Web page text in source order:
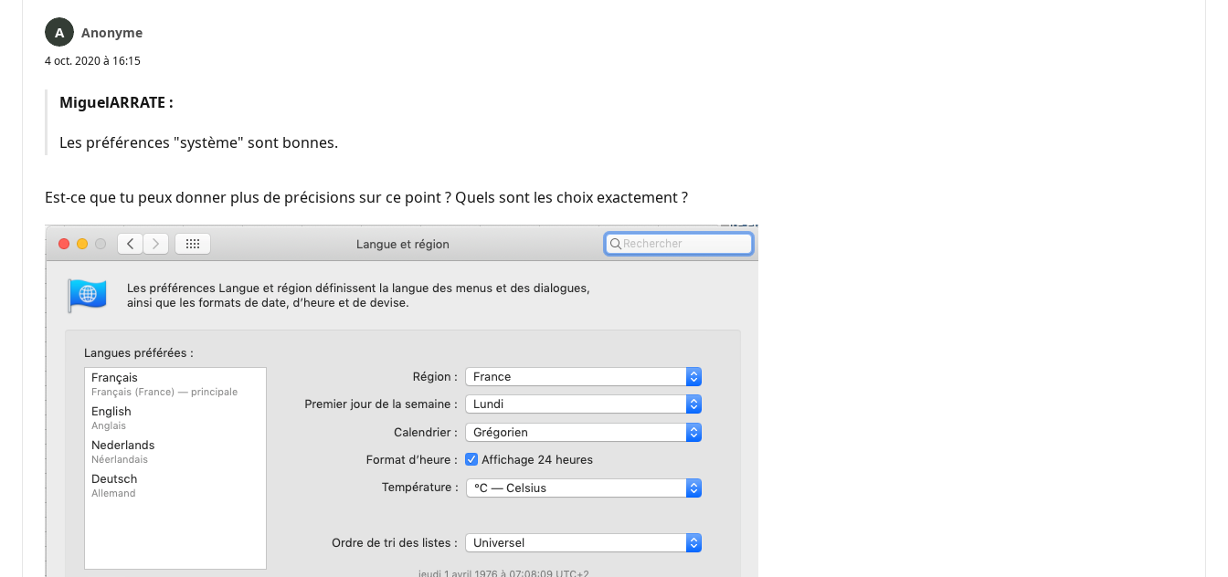
Anonyme
4 oct. 2020 à 16:15
MiguelARRATE :
Les préférences "système" sont bonnes.
Est-ce que tu peux donner plus de précisions sur ce point ? Quels sont les choix exactement ?